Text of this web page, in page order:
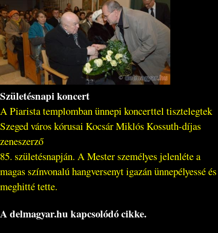
Születésnapi koncert
A Piarista templomban ünnepi koncerttel tisztelegtek
Szeged város kórusai Kocsár Miklós Kossuth-díjas
zeneszerző
85. születésnapján. A Mester személyes jelenléte a
magas színvonalú hangversenyt igazán ünnepélyessé és
meghitté tette.
A delmagyar.hu kapcsolódó cikke.